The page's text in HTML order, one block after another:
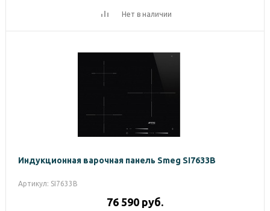
Нет в наличии
Индукционная варочная панель Smeg SI7633B
Артикул: SI7633B
76 590 руб.